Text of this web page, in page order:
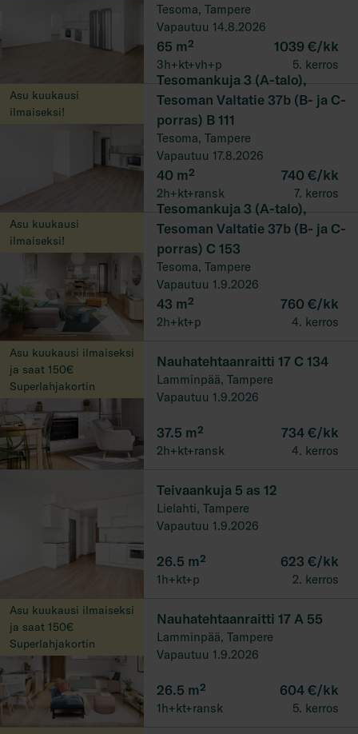
65 m² 1039 €/kk
3h+kt+vh+p 5. kerros
Tesoma, Tampere
Vapautuu 14.8.2026
Asu kuukausi
ilmaiseksi!
40 m² 740 €/kk
2h+kt+ransk 7. kerros
Tesomankuja 3 (A-talo),
Tesoman Valtatie 37b (B- ja C-
porras) B 111
Tesoma, Tampere
Vapautuu 17.8.2026
Asu kuukausi
ilmaiseksi!
43 m² 760 €/kk
2h+kt+p 4. kerros
Tesomankuja 3 (A-talo),
Tesoman Valtatie 37b (B- ja C-
porras) C 153
Tesoma, Tampere
Vapautuu 1.9.2026
Asu kuukausi ilmaiseksi
ja saat 150€
Superlahjakortin
37.5 m² 734 €/kk
2h+kt+ransk 4. kerros
Nauhatehtaanraitti 17 C 134
Lamminpää, Tampere
Vapautuu 1.9.2026
26.5 m² 623 €/kk
1h+kt+p 2. kerros
Teivaankuja 5 as 12
Lielahti, Tampere
Vapautuu 1.9.2026
Asu kuukausi ilmaiseksi
ja saat 150€
Superlahjakortin
26.5 m² 604 €/kk
1h+kt+ransk 5. kerros
Nauhatehtaanraitti 17 A 55
Lamminpää, Tampere
Vapautuu 1.9.2026